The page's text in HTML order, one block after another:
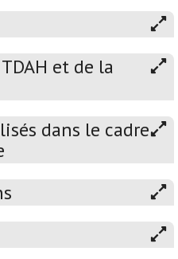
et de la
dans le cadre